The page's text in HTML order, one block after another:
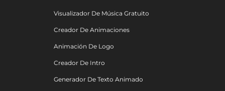
Visualizador De Música Gratuito
Creador De Animaciones
Animación De Logo
Creador De Intro
Generador De Texto Animado